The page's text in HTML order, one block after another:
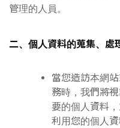
管理的人員。
二、個人資料的蒐集、處
當您造訪本網
務時，我們將
要的個人資料
利用您的個人